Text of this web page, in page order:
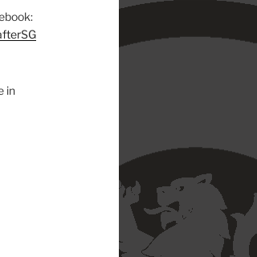
in